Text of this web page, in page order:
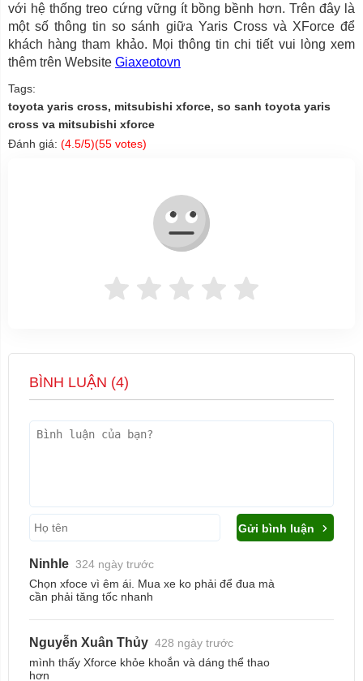
với hệ thống treo cứng vững ít bồng bềnh hơn. Trên đây là
một số thông tin so sánh giữa Yaris Cross và XForce để
khách hàng tham khảo. Mọi thông tin chi tiết vui lòng xem
thêm trên Website Giaxeotovn
Tags:
toyota yaris cross, mitsubishi xforce, so sanh toyota yaris
cross va mitsubishi xforce
Đánh giá: (4.5/5)(55 votes)
BÌNH LUẬN (4)
Gửi bình luận
Ninhle 324 ngày trước
Chọn xfoce vì êm ái. Mua xe ko phải để đua mà
cần phải tăng tốc nhanh
Nguyễn Xuân Thủy 428 ngày trước
mình thấy Xforce khỏe khoắn và dáng thể thao
hơn